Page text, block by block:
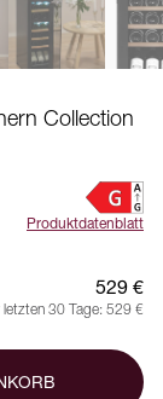
Collection
Produktdatenblatt
529 €
30 Tage: 529 €